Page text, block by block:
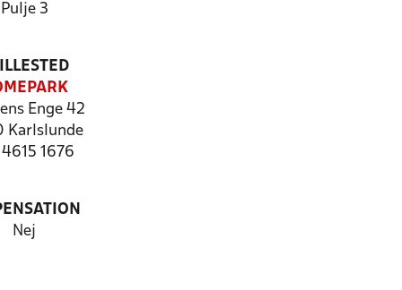
Pulje 3
Enge 42
Karlslunde
4615 1676
Nej